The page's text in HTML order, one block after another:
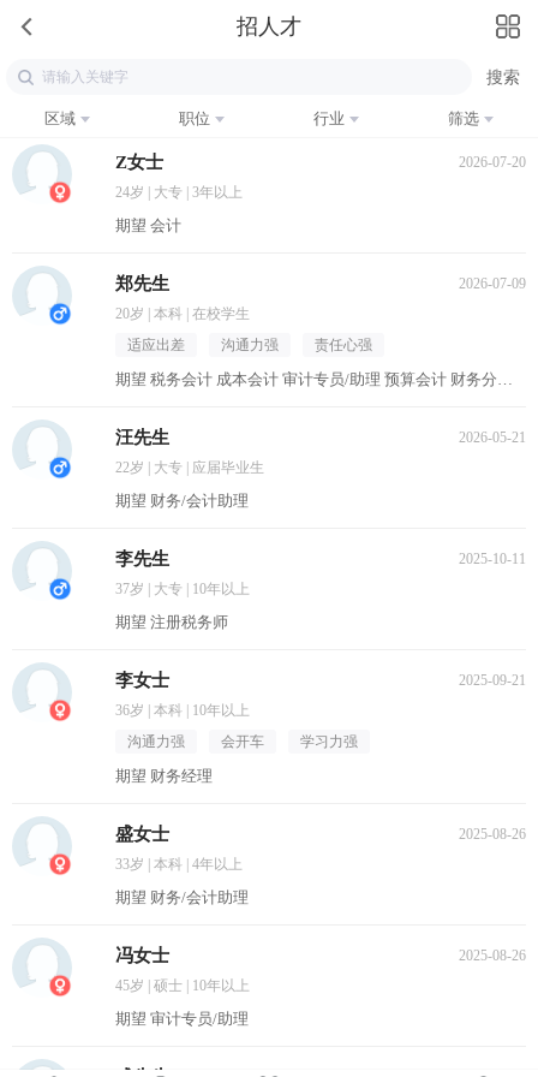
招人才
区域 职位 行业 筛选
Z女士
2026-07-20
24岁 | 大专 | 3年以上
期望 会计
郑先生
2026-07-09
20岁 | 本科 | 在校学生
适应出差
沟通力强 责任心强
期望 税务会计 成本会计 审计专员/助理 预算会计 财务分析员
汪先生
2026-05-21
22岁 | 大专 | 应届毕业生
期望 财务/会计助理
李先生
2025-10-11
37岁 | 大专 | 10年以上
期望 注册税务师
李女士
2025-09-21
36岁 | 本科 | 10年以上
沟通力强
会开车 学习力强
期望 财务经理
盛女士
2025-08-26
33岁 | 本科 | 4年以上
期望 财务/会计助理
冯女士
2025-08-26
45岁 | 硕士 | 10年以上
期望 审计专员/助理